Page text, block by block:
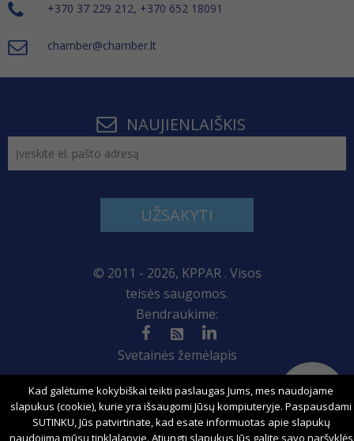
+370 37 229 212, +370 652 18091
chamber@chamber.lt
NAUJIENLAIŠKIS
UŽSAKYTI
© 2011 - 2026, KPPAR . Visos
teisės saugomos.
Bendraukime:
Svetainės žemėlapis
Sprendimas:
Kad galėtume kokybiškai teikti paslaugas Jums, mes naudojame
slapukus (cookie), kurie yra išsaugomi Jūsų kompiuteryje. Paspausdami
SUTINKU, Jūs patvirtinate, kad esate informuotas apie slapukų
naudojimą mūsų tinklalapyje. Atjungti slapukus Jūs galite savo naršyklės